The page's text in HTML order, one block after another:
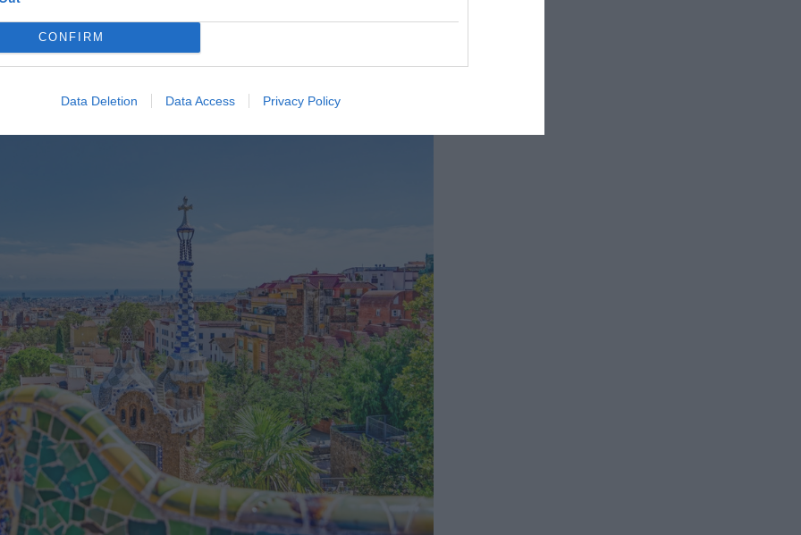
CONFIRM
Data Deletion Data Access Privacy Policy
χαρακτήρα και παραθαλάσσια γοητεία.
η τέχνη συναντά τη θάλασσα